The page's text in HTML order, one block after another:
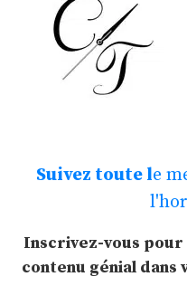
Suivez toute le
Inscrivez-vous
contenu génial